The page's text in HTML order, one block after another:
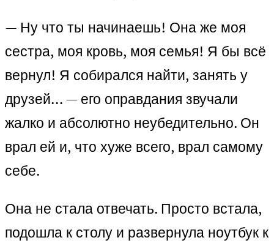
— Ну что ты начинаешь! Она же моя
сестра, моя кровь, моя семья! Я бы всё
вернул! Я собирался найти, занять у
друзей… — его оправдания звучали
жалко и абсолютно неубедительно. Он
врал ей и, что хуже всего, врал самому
себе.
Она не стала отвечать. Просто встала,
подошла к столу и развернула ноутбук к